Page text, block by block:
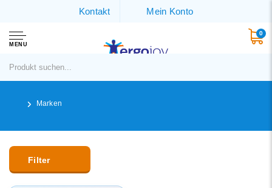
Kontakt Mein Konto
MENU
0
Marken
Filter